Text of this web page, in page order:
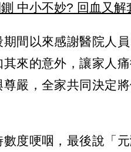
中小不妙? 回血又解
間以來感謝醫院人
來的意外，讓家人
嚴，全家共同決定
度哽咽，最後說「